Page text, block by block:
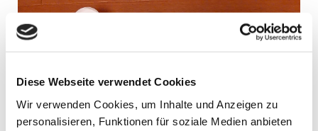
Diese Webseite verwendet Cookies
Wir verwenden Cookies, um Inhalte und Anzeigen zu
personalisieren, Funktionen für soziale Medien anbieten